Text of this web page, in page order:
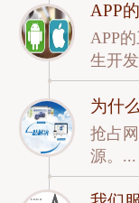
APP
APP
生开
为什
抢占
源。...